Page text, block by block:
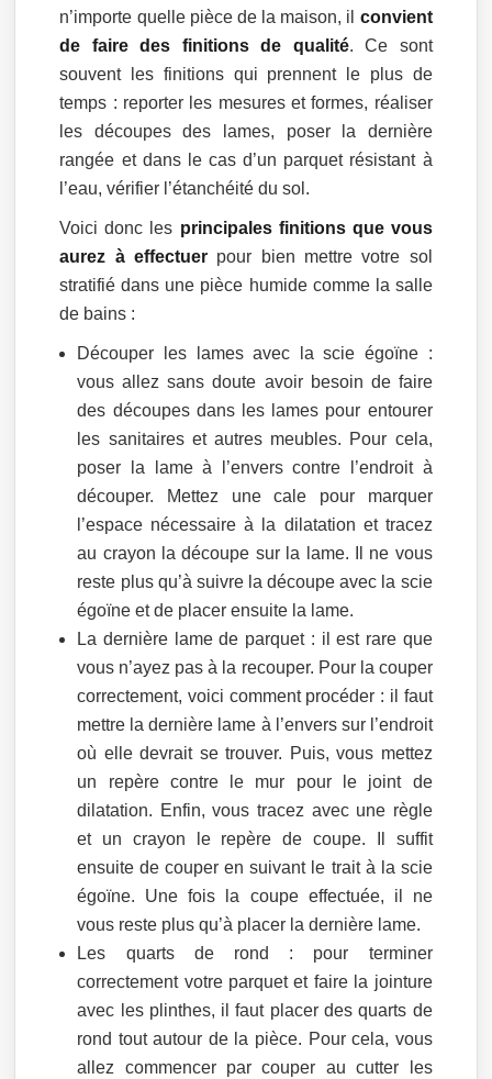
n’importe quelle pièce de la maison, il convient
de faire des finitions de qualité. Ce sont
souvent les finitions qui prennent le plus de
temps : reporter les mesures et formes, réaliser
les découpes des lames, poser la dernière
rangée et dans le cas d’un parquet résistant à
l’eau, vérifier l’étanchéité du sol.
Voici donc les principales finitions que vous
aurez à effectuer pour bien mettre votre sol
stratifié dans une pièce humide comme la salle
de bains :
Découper les lames avec la scie égoïne :
vous allez sans doute avoir besoin de faire
des découpes dans les lames pour entourer
les sanitaires et autres meubles. Pour cela,
poser la lame à l’envers contre l’endroit à
découper. Mettez une cale pour marquer
l’espace nécessaire à la dilatation et tracez
au crayon la découpe sur la lame. Il ne vous
reste plus qu’à suivre la découpe avec la scie
égoïne et de placer ensuite la lame.
La dernière lame de parquet : il est rare que
vous n’ayez pas à la recouper. Pour la couper
correctement, voici comment procéder : il faut
mettre la dernière lame à l’envers sur l’endroit
où elle devrait se trouver. Puis, vous mettez
un repère contre le mur pour le joint de
dilatation. Enfin, vous tracez avec une règle
et un crayon le repère de coupe. Il suffit
ensuite de couper en suivant le trait à la scie
égoïne. Une fois la coupe effectuée, il ne
vous reste plus qu’à placer la dernière lame.
Les quarts de rond : pour terminer
correctement votre parquet et faire la jointure
avec les plinthes, il faut placer des quarts de
rond tout autour de la pièce. Pour cela, vous
allez commencer par couper au cutter les